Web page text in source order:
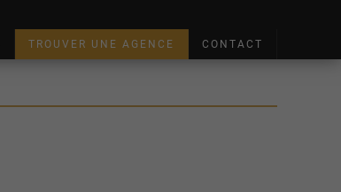
TROUVER UNE AGENCE CONTACT